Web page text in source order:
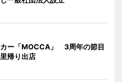
ー「MOCCA」 3周年の節目
帰り出店